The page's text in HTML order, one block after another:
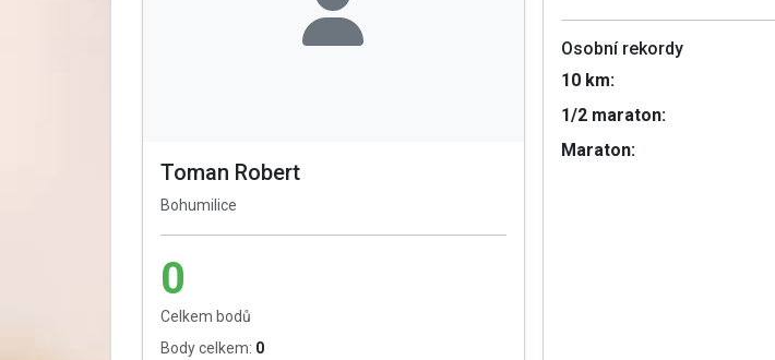
Toman Robert
Bohumilice
0
Celkem bodů
Body celkem: 0
Osobní rekordy
10 km:
1/2 maraton:
Maraton: